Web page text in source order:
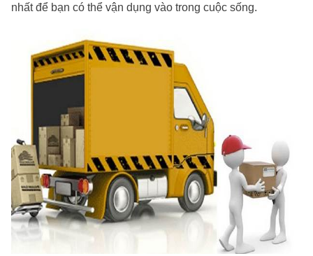
nhất để bạn có thể vận dụng vào trong cuộc sống.